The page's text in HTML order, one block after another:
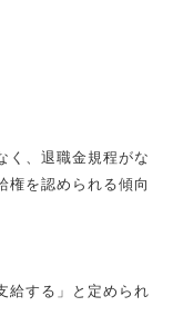
く、退職金規程がな
権を認められる傾向
給する」と定められ